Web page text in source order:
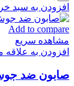
افزودن به سبد
Add to compare
مشاهده سریع
افزودن به علاقه
صابون ضد جوش